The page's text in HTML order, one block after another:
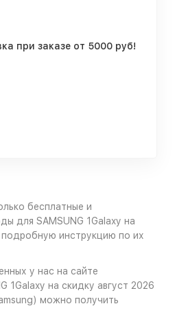
при заказе от 5000 руб!
бесплатные и
для SAMSUNG 1Galaxy на
подробную инструкцию по их
у нас на сайте
1Galaxy на скидку август 2026
можно получить